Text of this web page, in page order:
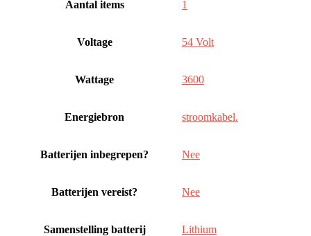
Aantal items ‎1
Voltage ‎54 Volt
Wattage ‎3600
Energiebron ‎stroomkabel.
Batterijen inbegrepen? ‎Nee
Batterijen vereist? ‎Nee
Samenstelling batterij ‎Lithium